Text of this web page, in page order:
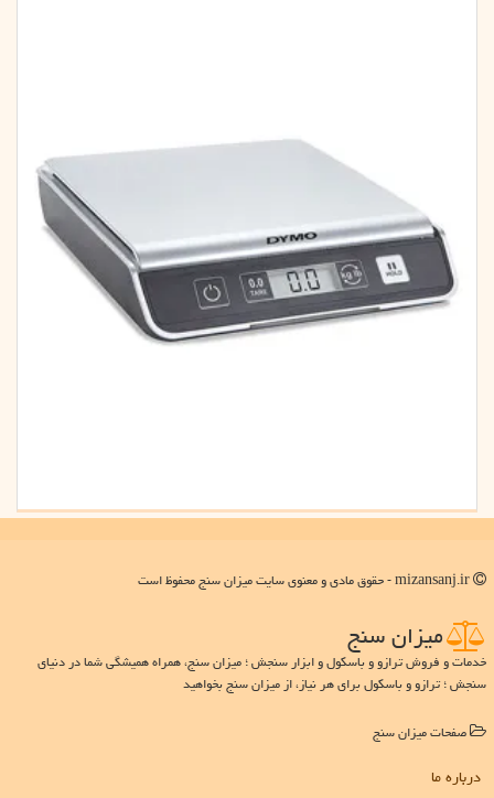
میزان سنج
خدمات و فروش ترازو و باسکول و ابزار سنجش ؛ میزان سنج، همراه همیشگی شما در دنیای
سنجش ؛ ترازو و باسکول برای هر نیاز، از میزان سنج بخواهید
صفحات میزان سنج
درباره ما